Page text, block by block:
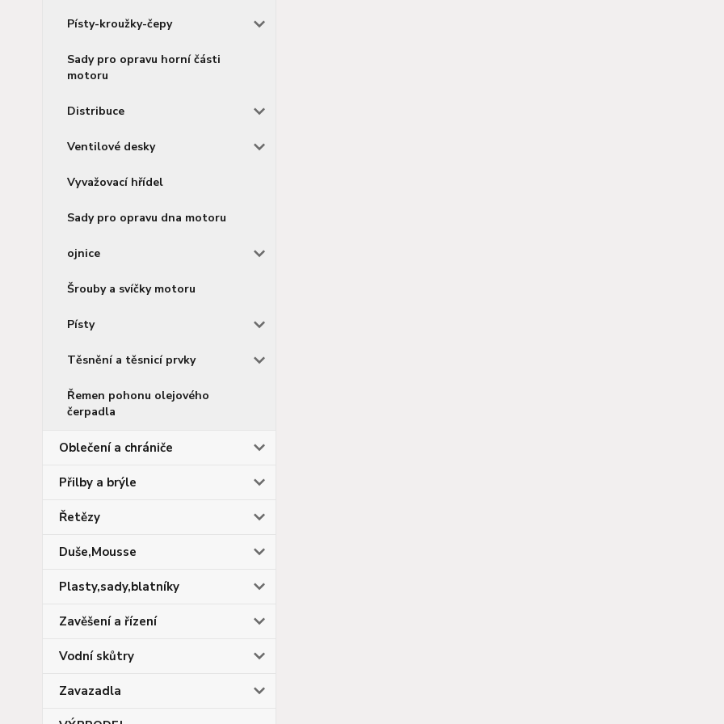
Písty-kroužky-čepy
Sady pro opravu horní části
motoru
Distribuce
Ventilové desky
Vyvažovací hřídel
Sady pro opravu dna motoru
ojnice
Šrouby a svíčky motoru
Písty
Těsnění a těsnicí prvky
Řemen pohonu olejového
čerpadla
Oblečení a chrániče
Přilby a brýle
Řetězy
Duše,Mousse
Plasty,sady,blatníky
Zavěšení a řízení
Vodní skůtry
Zavazadla